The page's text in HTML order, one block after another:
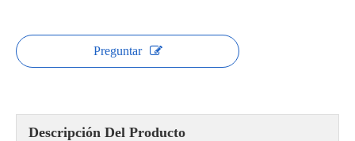
Plantas de agua con válvula de bola con brida estándar DIN
Preguntar
Descripción Del Producto